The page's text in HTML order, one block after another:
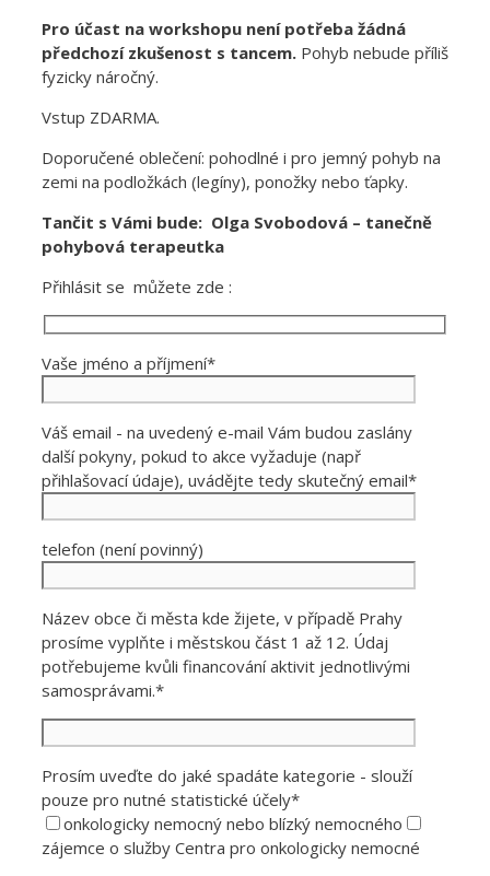
Pro účast na workshopu není potřeba žádná
předchozí zkušenost s tancem. Pohyb nebude příliš
fyzicky náročný.
Vstup ZDARMA.
Doporučené oblečení: pohodlné i pro jemný pohyb na
zemi na podložkách (legíny), ponožky nebo ťapky.
Tančit s Vámi bude: Olga Svobodová – tanečně
pohybová terapeutka
Přihlásit se můžete zde :
Vaše jméno a příjmení*
Váš email - na uvedený e-mail Vám budou zaslány
další pokyny, pokud to akce vyžaduje (např
přihlašovací údaje), uvádějte tedy skutečný email*
telefon (není povinný)
Název obce či města kde žijete, v případě Prahy
prosíme vyplňte i městskou část 1 až 12. Údaj
potřebujeme kvůli financování aktivit jednotlivými
samosprávami.*
Prosím uveďte do jaké spadáte kategorie - slouží
pouze pro nutné statistické účely*
onkologicky nemocný nebo blízký nemocného
zájemce o služby Centra pro onkologicky nemocné